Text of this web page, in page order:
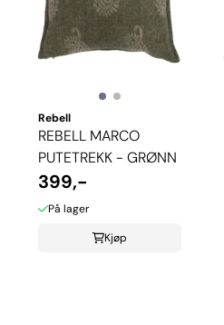
Rebell
REBELL MARCO
PUTETREKK - GRØNN
399,-
På lager
Kjøp